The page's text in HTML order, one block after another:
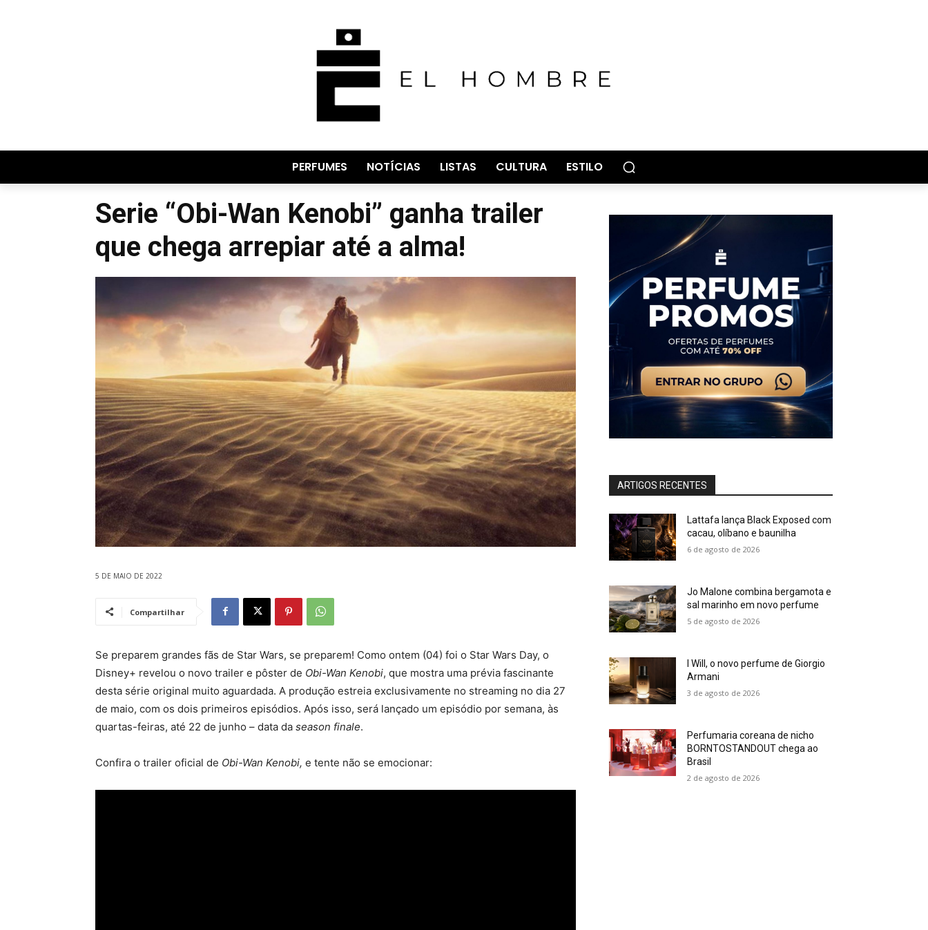
PERFUMES NOTÍCIAS LISTAS CULTURA ESTILO
Serie “Obi-Wan Kenobi” ganha trailer
que chega arrepiar até a alma!
5 DE MAIO DE 2022
Compartilhar
Se preparem grandes fãs de Star Wars, se preparem! Como ontem (04) foi o Star Wars Day, o
Disney+ revelou o novo trailer e pôster de Obi-Wan Kenobi, que mostra uma prévia fascinante
desta série original muito aguardada. A produção estreia exclusivamente no streaming no dia 27
de maio, com os dois primeiros episódios. Após isso, será lançado um episódio por semana, às
quartas-feiras, até 22 de junho – data da season finale.
Confira o trailer oficial de Obi-Wan Kenobi, e tente não se emocionar:
ARTIGOS RECENTES
Lattafa lança Black Exposed com
cacau, olíbano e baunilha
6 de agosto de 2026
Jo Malone combina bergamota e
sal marinho em novo perfume
5 de agosto de 2026
I Will, o novo perfume de Giorgio
Armani
3 de agosto de 2026
Perfumaria coreana de nicho
BORNTOSTANDOUT chega ao
Brasil
2 de agosto de 2026